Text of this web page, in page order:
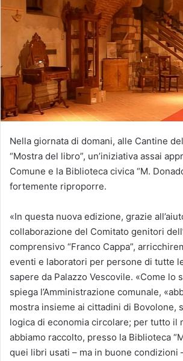
Nella giornata di domani, alle Cantine
“Mostra del libro”, un’iniziativa assai
Comune e la Biblioteca civica “M.
fortemente riproporre.
«In questa nuova edizione, grazie
collaborazione del Comitato genitori
comprensivo “Franco Cappa”,
eventi e laboratori per persone di tutte
sapere da Palazzo Vescovile. «Come lo
spiega l’Amministrazione comunale,
mostra insieme ai cittadini di Bovolone,
logica di economia circolare; per tutto il
abbiamo raccolto, presso la Biblioteca
quei libri usati – ma in buone condizioni